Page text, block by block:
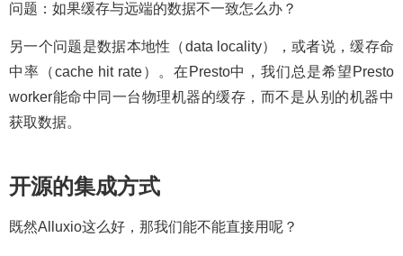
问题：如果缓存与远端的数据不一致怎么办？
另一个问题是数据本地性（data locality），或者说，缓存命
中率（cache hit rate）。在Presto中，我们总是希望Presto
worker能命中同一台物理机器的缓存，而不是从别的机器中
获取数据。
开源的集成方式
既然Alluxio这么好，那我们能不能直接用呢？